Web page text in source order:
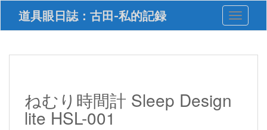
i
道具眼日誌：古田-私的記録 Toggle
ねむり時間計 Sleep Design
lite HSL-001